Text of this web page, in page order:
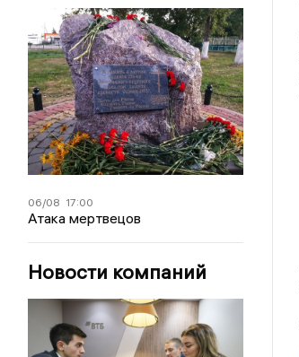
06/08 17:00
Атака мертвецов
Новости компаний